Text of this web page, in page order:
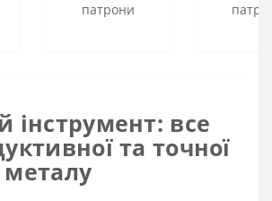
патрони
інструмент: все
та точної